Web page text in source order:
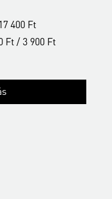
400 Ft
Ft / 3 900 Ft